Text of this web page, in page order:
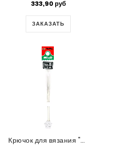
333,90 руб
ЗАКАЗАТЬ
Крючок для вязания "Mind" Tulip,1.1 мм